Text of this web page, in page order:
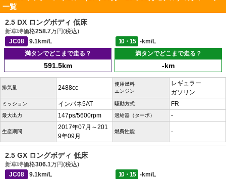
一覧
2.5 DX ロングボディ 低床
新車時価格258.7万円(税込)
JC08
9.1km/L 10・15
-km/L
満タンでどこまで走る？
591.5km
満タンでどこまで走る？
-km
排気量 2488cc
使用燃料
エンジン
レギュラー
ガソリン
ミッション インパネ5AT 駆動方式 FR
最大出力 147ps/5600rpm 過給器（ターボ） -
生産期間
2017年07月～201
9年09月
燃費性能 -
2.5 GX ロングボディ 低床
新車時価格306.1万円(税込)
JC08
9.1km/L 10・15
-km/L